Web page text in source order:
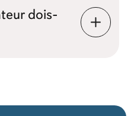
dois-